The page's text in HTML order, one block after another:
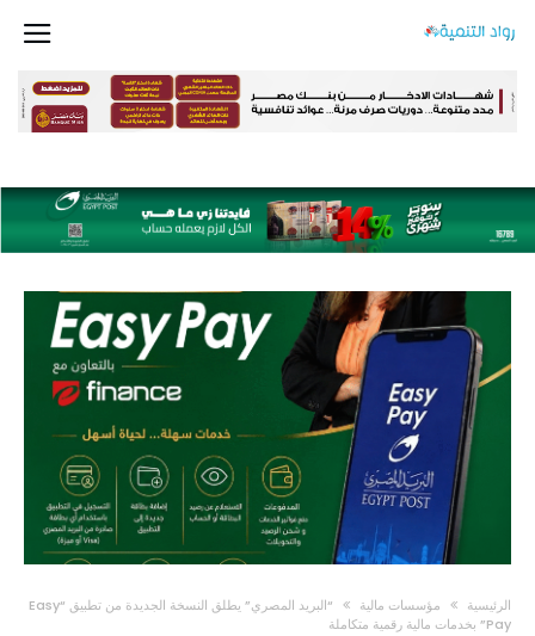
‫الرئيسية‬ مؤسسات مالية
“البريد المصري” يطلق النسخة الجديدة من تطبيق “Easy
Pay” بخدمات مالية رقمية متكاملة